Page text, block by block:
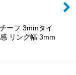
ーフ 3mmタイ
リング幅 3mm